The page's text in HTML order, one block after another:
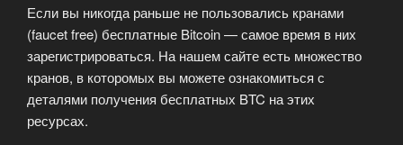
Если вы никогда раньше не пользовались кранами
(faucet free) бесплатные Bitcoin — самое время в них
зарегистрироваться. На нашем сайте есть множество
кранов, в которомых вы можете ознакомиться с
деталями получения бесплатных BTC на этих
ресурсах.